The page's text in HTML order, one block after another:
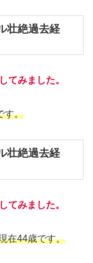
壮絶過去経
てみました。
す。
壮絶過去経
てみました。
在44歳です。